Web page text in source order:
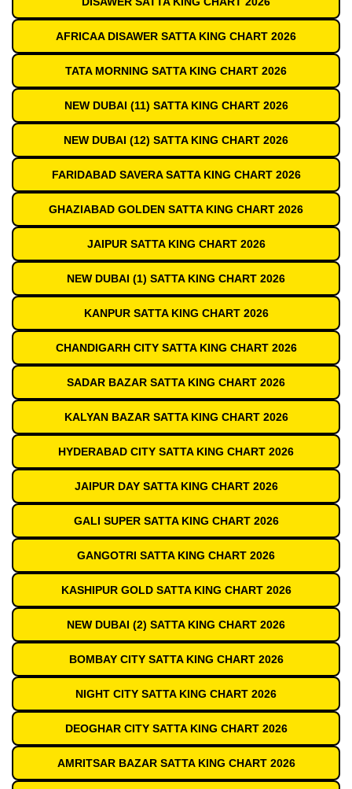
AFRICAA DISAWER SATTA KING CHART 2026
TATA MORNING SATTA KING CHART 2026
NEW DUBAI (11) SATTA KING CHART 2026
NEW DUBAI (12) SATTA KING CHART 2026
FARIDABAD SAVERA SATTA KING CHART 2026
GHAZIABAD GOLDEN SATTA KING CHART 2026
JAIPUR SATTA KING CHART 2026
NEW DUBAI (1) SATTA KING CHART 2026
KANPUR SATTA KING CHART 2026
CHANDIGARH CITY SATTA KING CHART 2026
SADAR BAZAR SATTA KING CHART 2026
KALYAN BAZAR SATTA KING CHART 2026
HYDERABAD CITY SATTA KING CHART 2026
JAIPUR DAY SATTA KING CHART 2026
GALI SUPER SATTA KING CHART 2026
GANGOTRI SATTA KING CHART 2026
KASHIPUR GOLD SATTA KING CHART 2026
NEW DUBAI (2) SATTA KING CHART 2026
BOMBAY CITY SATTA KING CHART 2026
NIGHT CITY SATTA KING CHART 2026
DEOGHAR CITY SATTA KING CHART 2026
AMRITSAR BAZAR SATTA KING CHART 2026